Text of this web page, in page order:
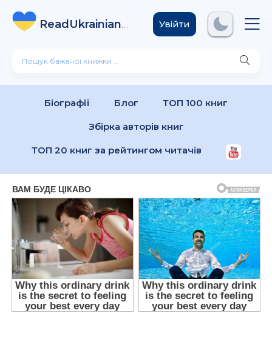
ReadUkrainian
Books .com
Увійти
Біографії Блог ТОП 100 книг
Збірка авторів книг
ТОП 20 книг за рейтингом читачів